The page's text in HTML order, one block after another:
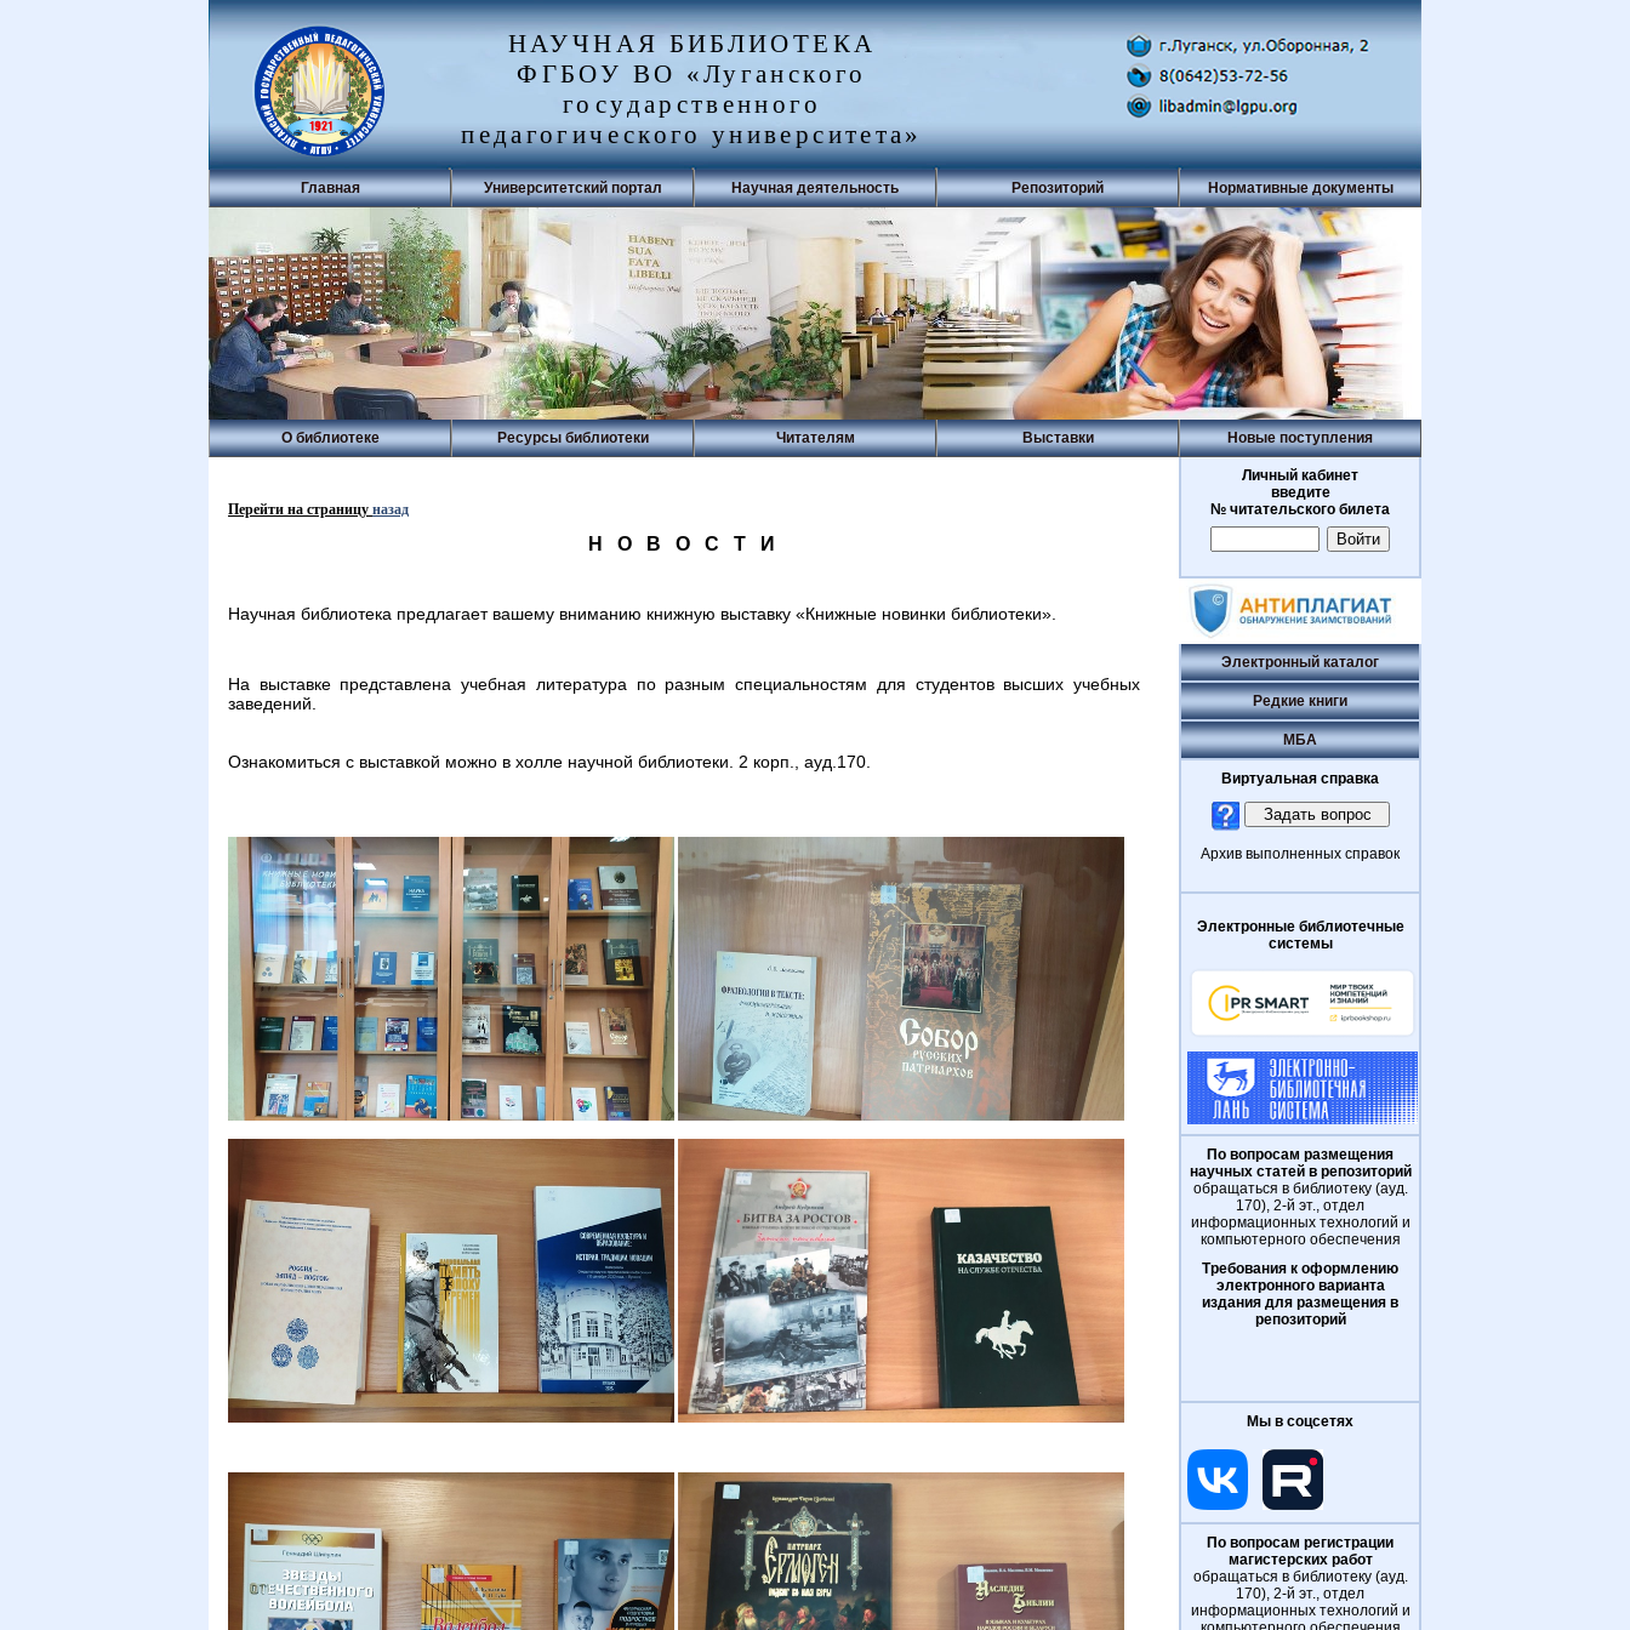
НАУЧНАЯ БИБЛИОТЕКА
ФГБОУ ВО «Луганского
государственного
педагогического университета»
Главная Университетский портал Научная деятельность Репозиторий Нормативные документы
О библиотеке Ресурсы библиотеки Читателям Выставки Новые поступления
Перейти на страницу назад
Н О В О С Т И
Научная библиотека предлагает вашему вниманию книжную выставку «Книжные новинки библиотеки».
На выставке представлена учебная литература по разным специальностям для студентов высших учебных
заведений.
Ознакомиться с выставкой можно в холле научной библиотеки. 2 корп., ауд.170.
Личный кабинет
введите
№ читательского билета
Электронный каталог
Редкие книги
МБА
Виртуальная справка
Архив выполненных справок
Электронные библиотечные
системы
По вопросам размещения
научных статей в репозиторий
обращаться в библиотеку (ауд.
170), 2-й эт., отдел
информационных технологий и
компьютерного обеспечения
Требования к оформлению
электронного варианта
издания для размещения в
репозиторий
Мы в соцсетях
По вопросам регистрации
магистерских работ
обращаться в библиотеку (ауд.
170), 2-й эт., отдел
информационных технологий и